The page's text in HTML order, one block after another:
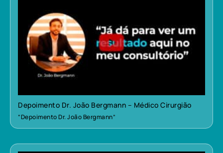
Depoimento Dr. João Bergmann – Médico Cirurgião
“Depoimento Dr. João Bergmann”